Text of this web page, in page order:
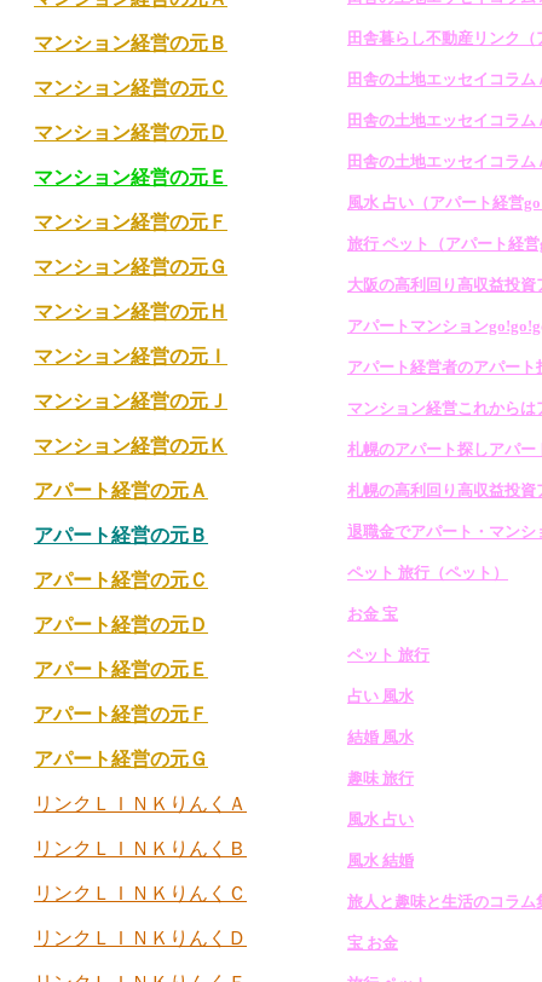
マンション経営の元Ｂ
マンション経営の元Ｃ
マンション経営の元Ｄ
マンション経営の元Ｅ
マンション経営の元Ｆ
マンション経営の元Ｇ
マンション経営の元Ｈ
マンション経営の元Ｉ
マンション経営の元Ｊ
マンション経営の元Ｋ
アパート経営の元Ａ
アパート経営の元Ｂ
アパート経営の元Ｃ
アパート経営の元Ｄ
アパート経営の元Ｅ
アパート経営の元Ｆ
アパート経営の元Ｇ
リンクＬＩＮＫりんくＡ
リンクＬＩＮＫりんくＢ
リンクＬＩＮＫりんくＣ
リンクＬＩＮＫりんくＤ
田舎暮らし不動産リンク
田舎の土地エッセイコラ
田舎の土地エッセイコラ
田舎の土地エッセイコラ
風水 占い（アパート経営
旅行 ペット（アパート経
大阪の高利回り高収益投
アパートマンション
アパート経営者のアパー
マンション経営これから
札幌のアパート探しアパ
札幌の高利回り高収益投
退職金でアパート・マン
ペット 旅行（ペット）
お金 宝
ペット 旅行
占い 風水
結婚 風水
趣味 旅行
風水 占い
風水 結婚
旅人と趣味と生活のコラム
宝 お金